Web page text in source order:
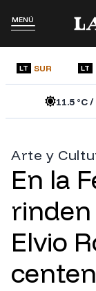
MENÚ
LT SUR LT
11.5°C /
Arte y
En la
Elvio